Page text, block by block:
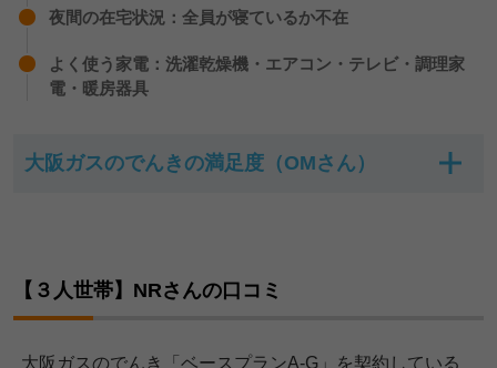
夜間の在宅状況：全員が寝ているか不在
よく使う家電：洗濯乾燥機・エアコン・テレビ・調理家
電・暖房器具
大阪ガスのでんきの満足度（OMさん）
総合満足度
電気料金の安さ
【３人世帯】NRさんの口コミ
大阪ガスのでんき「ベースプランA-G」を契約している